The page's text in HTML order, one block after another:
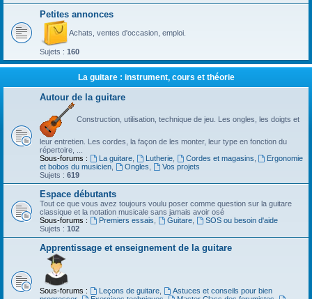
Petites annonces
Achats, ventes d'occasion, emploi.
Sujets : 160
La guitare : instrument, cours et théorie
Autour de la guitare
Construction, utilisation, technique de jeu. Les ongles, les doigts et
leur entretien. Les cordes, la façon de les monter, leur type en fonction du
répertoire, ...
Sous-forums :
La guitare, Lutherie, Cordes et magasins
Ergonomie
et bobos du musicien
Ongles
Vos projets
Sujets : 619
Espace débutants
Tout ce que vous avez toujours voulu poser comme question sur la guitare
classique et la notation musicale sans jamais avoir osé
Sous-forums :
Premiers essais Guitare,
SOS ou besoin d'aide
Sujets : 102
Apprentissage et enseignement de la guitare
Sous-forums : Leçons de guitare,
Astuces et conseils pour bien